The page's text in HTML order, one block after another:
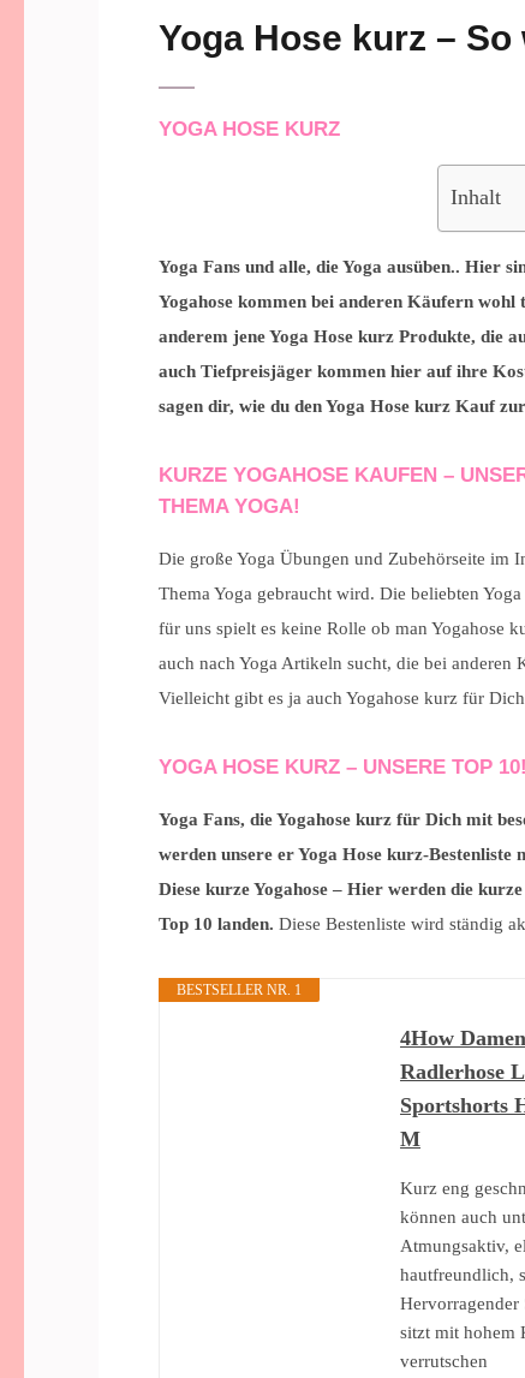
Yoga Hose kurz –
YOGA HOSE KURZ
Inhalt
Yoga Fans und alle, die Yoga ausüben.. Hier
Yogahose kommen bei anderen Käufern wohl
anderem jene Yoga Hose kurz Produkte, die
auch Tiefpreisjäger kommen hier auf ihre
sagen dir, wie du den Yoga Hose kurz Kauf
KURZE YOGAHOSE KAUFEN –
THEMA YOGA!
Die große Yoga Übungen und Zubehörseite im
Thema Yoga gebraucht wird. Die beliebten
für uns spielt es keine Rolle ob man Yogahose
auch nach Yoga Artikeln sucht, die bei
Vielleicht gibt es ja auch Yogahose kurz für
YOGA HOSE KURZ – UNSERE TOP 10!
Yoga Fans, die Yogahose kurz für Dich mit
werden unsere er Yoga Hose kurz-Bestenliste
Diese kurze Yogahose – Hier werden die
Top 10 landen. Diese Bestenliste wird ständig
BESTSELLER NR. 1
4How
Radlerhose
Sportshorts
M
Kurz eng
können auch
Atmungsaktiv,
hautfreundlich,
Hervorragender
sitzt mit hohem
verrutschen